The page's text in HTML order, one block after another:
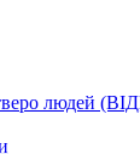
людей